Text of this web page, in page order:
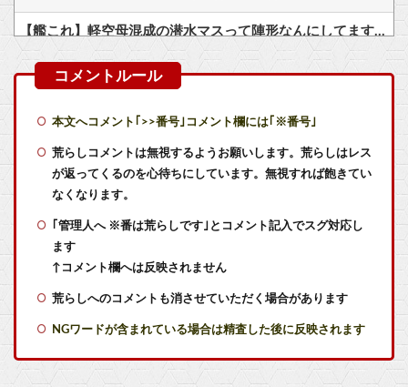
【艦これ】軽空母混成の潜水マスって陣形なんにしてますの？？？
【艦これ】ジャージ鹿島 他
【艦これ】差し入れゴトさん 他
FE万紫千紅、難易度が「ノーマル」と「ハード」のみの模様
同級生が食われた………。
メディア「Switch2、499ドルでも安い800ドル超えるかも。PS5は直近での値上げ可能性低い」
本文へコメント｢>>番号｣コメント欄には｢※番号｣
荒らしコメントは無視するようお願いします。荒らしはレス
が返ってくるのを心待ちにしています。無視すれば飽きてい
なくなります。
｢管理人へ ※番は荒らしです｣とコメント記入でスグ対応し
ます
↑コメント欄へは反映されません
荒らしへのコメントも消させていただく場合があります
NGワードが含まれている場合は精査した後に反映されます